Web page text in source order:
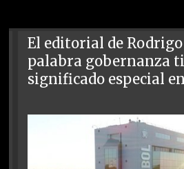
El editorial de
palabra gobernanza
significado especial